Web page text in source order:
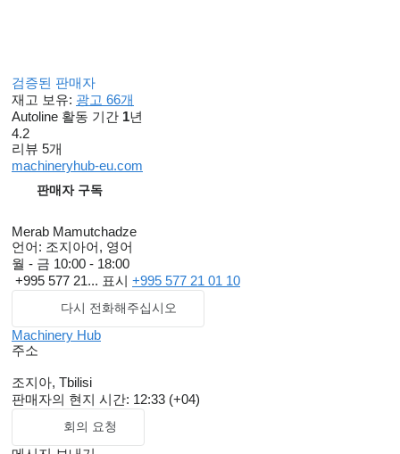
검증된 판매자
재고 보유: 광고 66개
Autoline 활동 기간 1년
4.2
리뷰 5개
machineryhub-eu.com
판매자 구독
Merab Mamutchadze
언어: 조지아어, 영어
월 - 금 10:00 - 18:00
+995 577 21... 표시 +995 577 21 01 10
다시 전화해주십시오
Machinery Hub
주소
조지아, Tbilisi
판매자의 현지 시간: 12:33 (+04)
회의 요청